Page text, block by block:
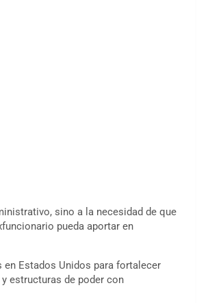
sino a la necesidad de que
pueda aportar en
Estados Unidos para fortalecer
estructuras de poder con